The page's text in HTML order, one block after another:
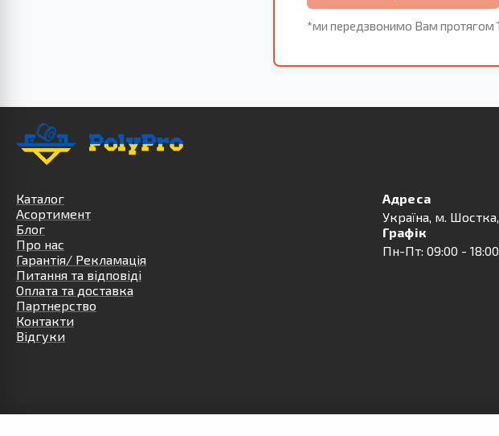
*ми передзвонимо Вам протягом
Каталог
Асортимент
Блог
Про нас
Гарантія/ Рекламація
Питання та відповіді
Оплата та доставка
Партнерство
Контакти
Відгуки
Адреса
Українa, м.
Графік
Пн-Пт: 09:00 -